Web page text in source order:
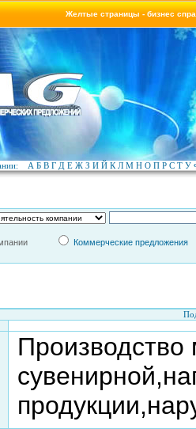
Желтые страницы - бизнес
А Б В Г Д Е Ж З И Й К Л М Н О П Р С Т У
Коммерческие предложения
Производство